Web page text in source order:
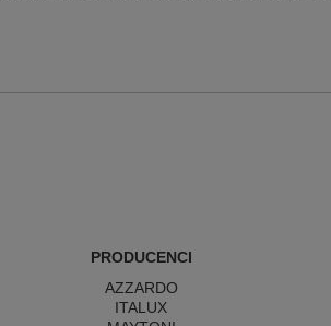
PRODUCENCI
AZZARDO
ITALUX